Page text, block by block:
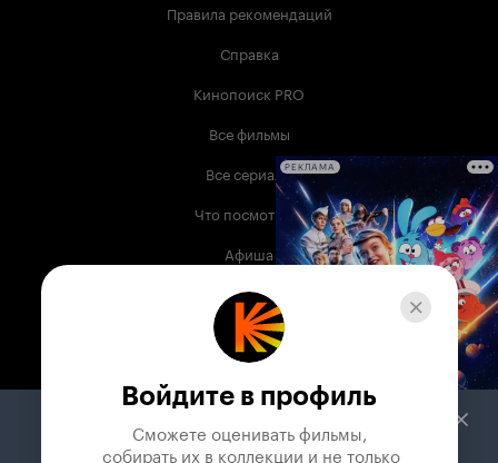
Правила рекомендаций
Справка
Кинопоиск PRO
Все фильмы
Все сериалы
Что посмотреть
Афиша
Музыка
Телепрограмма
Служба поддержки
РЕКЛАМА
Войдите в профиль
Сможете оценивать фильмы,
собирать их в коллекции и не только